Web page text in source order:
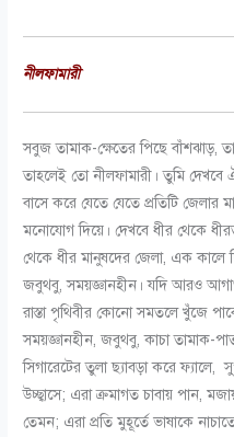
নীলফামারী
সবুজ তামাক-ক্ষেতের পিছে বাঁশঝাড়,
তাহলেই তো নীলফামারী। তুমি
বাসে করে যেতে যেতে প্রতিটি
মনোযোগ দিয়ে। দেখবে ধীর থেকে
থেকে ধীর মানুষদের জেলা, এক
জবুথবু, সময়জ্ঞানহীন। যদি আরও
রাস্তা পৃথিবীর কোনো সমতলে খুঁজে
সময়জ্ঞানহীন, জবুথবু, কাচা তামাক-
সিগারেটের তুলা ছ্যাবড়া করে ফ্যালে,
উচ্ছ্বাসে; এরা ক্রমাগত চাবায় পান,
তেমন; এরা প্রতি মুহূর্তে ভাষাকে